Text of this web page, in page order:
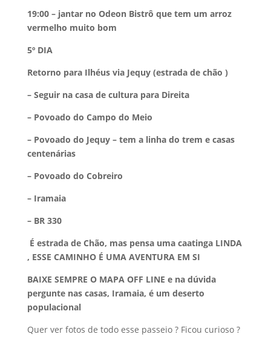
19:00 – jantar no Odeon Bistrô que tem um arroz
vermelho muito bom
5º DIA
Retorno para Ilhéus via Jequy (estrada de chão )
– Seguir na casa de cultura para Direita
– Povoado do Campo do Meio
– Povoado do Jequy – tem a linha do trem e casas
centenárias
– Povoado do Cobreiro
– Iramaia
– BR 330
É estrada de Chão, mas pensa uma caatinga LINDA
, ESSE CAMINHO É UMA AVENTURA EM SI
BAIXE SEMPRE O MAPA OFF LINE e na dúvida
pergunte nas casas, Iramaia, é um deserto
populacional
Quer ver fotos de todo esse passeio ? Ficou curioso ?